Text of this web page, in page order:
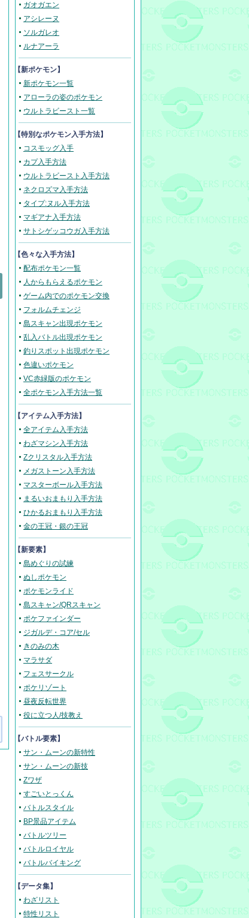
ガオガエン
アシレーヌ
ソルガレオ
ルナアーラ
【新ポケモン】
新ポケモン一覧
アローラの姿のポケモン
ウルトラビースト一覧
【特別なポケモン入手方法】
コスモッグ入手
カプ入手方法
ウルトラビースト入手方法
ネクロズマ入手方法
タイプ:ヌル入手方法
マギアナ入手方法
サトシゲッコウガ入手方法
【色々な入手方法】
配布ポケモン一覧
人からもらえるポケモン
ゲーム内でのポケモン交換
フォルムチェンジ
島スキャン出現ポケモン
乱入バトル出現ポケモン
釣りスポット出現ポケモン
色違いポケモン
VC赤緑版のポケモン
全ポケモン入手方法一覧
【アイテム入手方法】
全アイテム入手方法
わざマシン入手方法
Zクリスタル入手方法
メガストーン入手方法
マスターボール入手方法
まるいおまもり入手方法
ひかるおまもり入手方法
金の王冠・銀の王冠
【新要素】
島めぐりの試練
ぬしポケモン
ポケモンライド
島スキャン/QRスキャン
ポケファインダー
ジガルデ・コア/セル
きのみの木
マラサダ
フェスサークル
ポケリゾート
昼夜反転世界
役に立つ人/技教え
【バトル要素】
サン・ムーンの新特性
サン・ムーンの新技
Zワザ
すごいとっくん
バトルスタイル
BP景品アイテム
バトルツリー
バトルロイヤル
バトルバイキング
【データ集】
わざリスト
特性リスト